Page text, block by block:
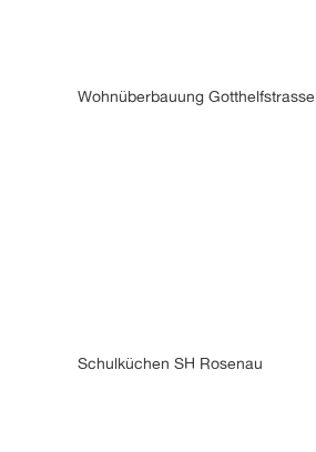
Wohnüberbauung Gotthelfstrasse
Schulküchen SH Rosenau